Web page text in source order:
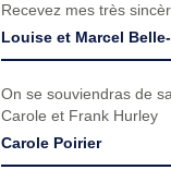
Recevez mes très
Louise et Marcel
On se souviendras de
Carole et Frank Hurley
Carole Poirier